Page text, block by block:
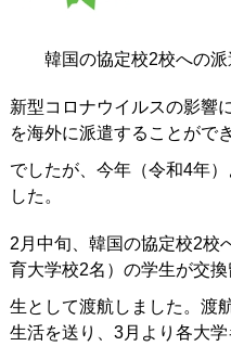
韓国の協定校2校への派
新型コロナウイルスの影響
を海外に派遣することがで
でしたが、今年（令和4年
した。
2月中旬、韓国の協定校2校
育大学校2名）の学生が交換
生として渡航しました。渡
生活を送り、3月より各大学